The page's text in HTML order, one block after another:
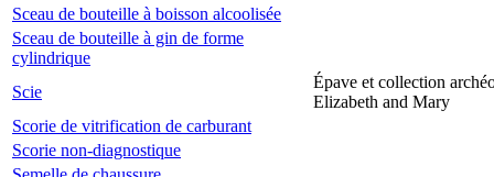
Sceau de bouteille à boisson alcoolisée
Sceau de bouteille à gin de forme
cylindrique
Scie
Épave et collection
Elizabeth and Mary
Scorie de vitrification de carburant
Scorie non-diagnostique